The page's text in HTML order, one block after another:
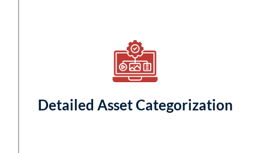
Detailed Asset Categorization